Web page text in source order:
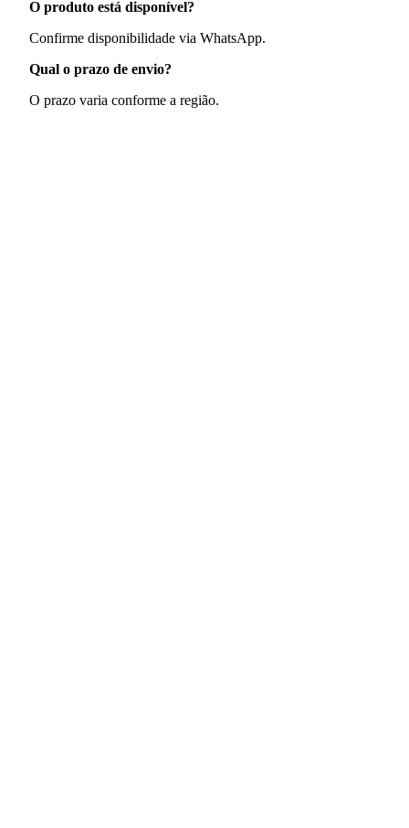
O produto está disponível?
Confirme disponibilidade via WhatsApp.
Qual o prazo de envio?
O prazo varia conforme a região.